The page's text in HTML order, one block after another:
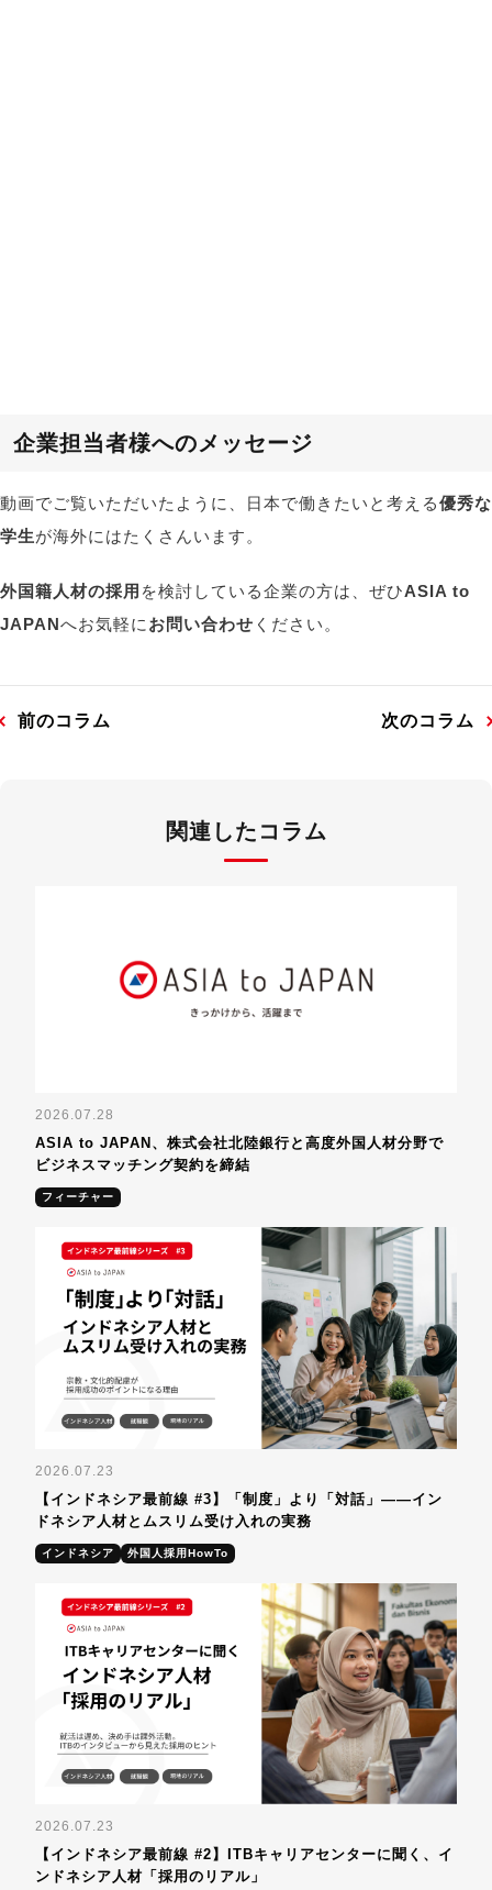
企業担当者様へのメッセージ
動画でご覧いただいたように、日本で働きたいと考える優秀な
学生が海外にはたくさんいます。
外国籍人材の採用 を検討している企業の方は、ぜひASIA to
JAPANへお気軽に お問い合わせ ください。
前のコラム 次のコラム
関連したコラム
2026.07.28
ASIA to JAPAN、株式会社北陸銀行と高度外国人材分野で
ビジネスマッチング契約を締結
フィーチャー
2026.07.23
【インドネシア最前線 #3】「制度」より「対話」——イン
ドネシア人材とムスリム受け入れの実務
インドネシア 外国人採用HowTo
2026.07.23
【インドネシア最前線 #2】ITBキャリアセンターに聞く、イ
ンドネシア人材「採用のリアル」